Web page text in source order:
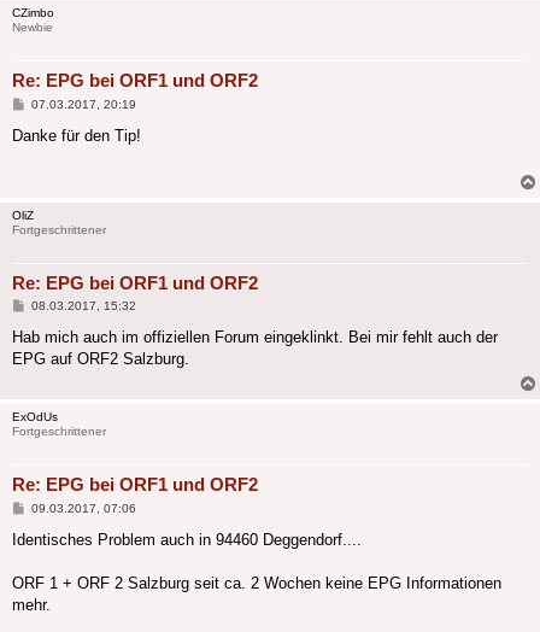
CZimbo
Newbie
Re: EPG bei ORF1 und ORF2
Beitrag
07.03.2017, 20:19
Danke für den Tip!
OliZ
Fortgeschrittener
Re: EPG bei ORF1 und ORF2
Beitrag
08.03.2017, 15:32
Hab mich auch im offiziellen Forum eingeklinkt. Bei mir fehlt auch der
EPG auf ORF2 Salzburg.
ExOdUs
Fortgeschrittener
Re: EPG bei ORF1 und ORF2
Beitrag
09.03.2017, 07:06
Identisches Problem auch in 94460 Deggendorf....
ORF 1 + ORF 2 Salzburg seit ca. 2 Wochen keine EPG Informationen
mehr.